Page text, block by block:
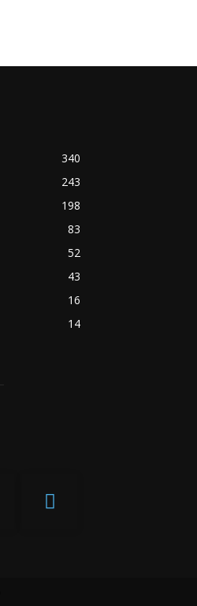
340
243
198
83
52
43
16
14